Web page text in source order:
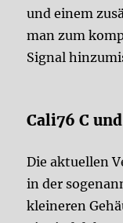
und einem
man zum
Signal
Cali76 C
Die aktuellen
in der
kleineren